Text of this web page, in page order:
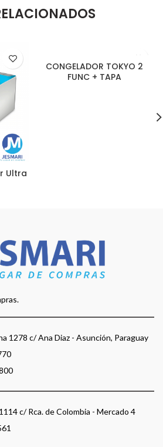
Ultra
CONGELADOR TOKYO 2
FUNC + TAPA
1278 c/ Ana Diaz - Asunción, Paraguay
c/ Rca. de Colombia - Mercado 4